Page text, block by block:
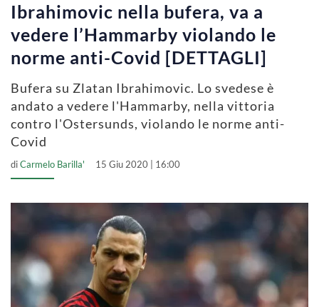
Ibrahimovic nella bufera, va a
vedere l’Hammarby violando le
norme anti-Covid [DETTAGLI]
Bufera su Zlatan Ibrahimovic. Lo svedese è
andato a vedere l'Hammarby, nella vittoria
contro l'Ostersunds, violando le norme anti-
Covid
diCarmelo Barilla' 15 Giu 2020 | 16:00